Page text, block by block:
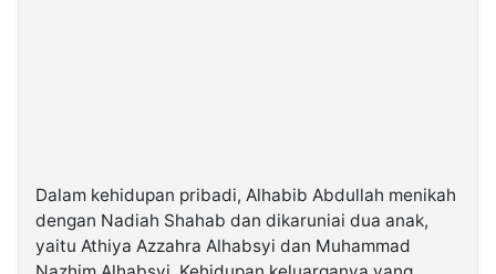
Dalam kehidupan pribadi, Alhabib Abdullah menikah
dengan Nadiah Shahab dan dikaruniai dua anak,
yaitu Athiya Azzahra Alhabsyi dan Muhammad